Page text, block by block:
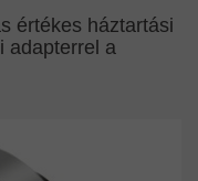
értékes háztartási
adapterrel a